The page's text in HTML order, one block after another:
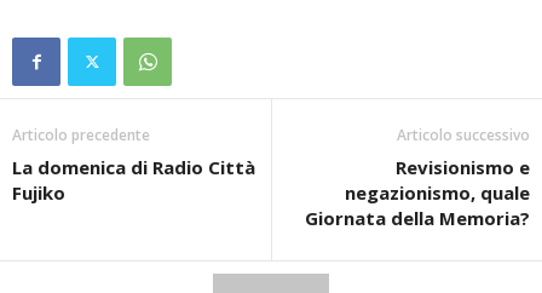
Articolo precedente
La domenica di Radio Città
Fujiko
Articolo successivo
Revisionismo e
negazionismo, quale
Giornata della Memoria?